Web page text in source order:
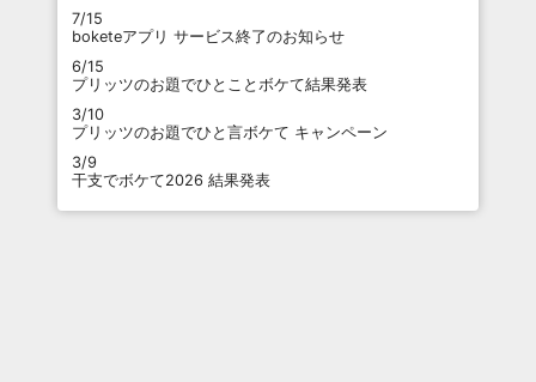
7/15
boketeアプリ サービス終了のお知らせ
6/15
プリッツのお題でひとことボケて結果発表
3/10
プリッツのお題でひと言ボケて キャンペーン
3/9
干支でボケて2026 結果発表